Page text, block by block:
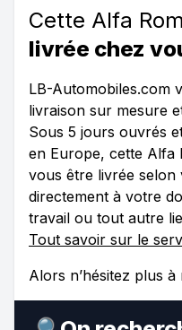
Cette Alfa
livrée chez
LB-Automobiles.com
livraison sur mesure
Sous 5 jours ouvrés
en Europe, cette Alfa
vous être livrée selon
directement à votre
travail ou tout autre
Tout savoir sur le
Alors n’hésitez plus